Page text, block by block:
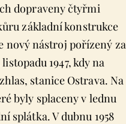
dopraveny čtyřmi
základní konstrukce
nový nástroj pořízený za
1947, kdy na
stanice Ostrava. Na
byly splaceny v lednu
splátka. V dubnu 1958